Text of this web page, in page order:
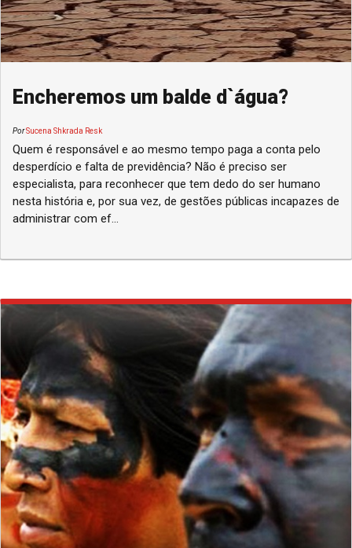
Encheremos um balde d`água?
PorSucena Shkrada Resk
Quem é responsável e ao mesmo tempo paga a conta pelo
desperdício e falta de previdência? Não é preciso ser
especialista, para reconhecer que tem dedo do ser humano
nesta história e, por sua vez, de gestões públicas incapazes de
administrar com ef...